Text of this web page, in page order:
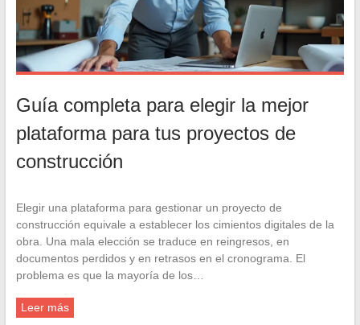
Guía completa para elegir la mejor
plataforma para tus proyectos de
construcción
Elegir una plataforma para gestionar un proyecto de
construcción equivale a establecer los cimientos digitales de la
obra. Una mala elección se traduce en reingresos, en
documentos perdidos y en retrasos en el cronograma. El
problema es que la mayoría de los…
Leer más